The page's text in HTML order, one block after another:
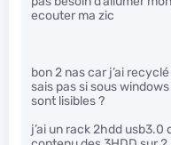
ecouter ma zic
bon 2 nas car j’ai
sais pas si sous
sont lisibles ?
j’ai un rack 2hdd